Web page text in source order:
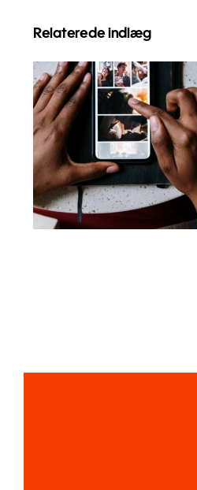
Relaterede indlæg
Bedste apps til
animere fotos
fængende
opslag